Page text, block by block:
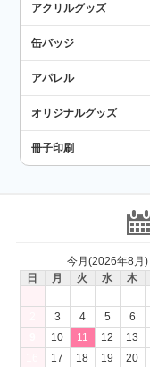
アクリルグッズ
缶バッジ
アパレル
オリジナルグッズ
冊子印刷
今月(2026年8月)
日
月 火 水 木
3 4 5 6
10 11 12 13
17 18 19 20